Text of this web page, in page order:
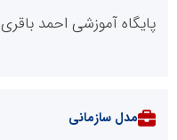
پایگاه آموزشی احمد باقری
مدل سازمانی